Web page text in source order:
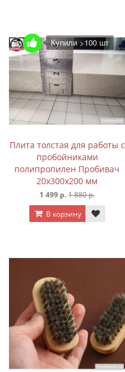
Купили >100 шт
Плита толстая для работы с
пробойниками
полипропилен Пробивач
20х300х200 мм
1 499 р.1 880 р.
В корзину